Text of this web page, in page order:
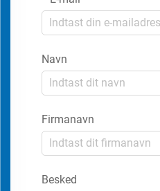
Navn
Firmanavn
Besked